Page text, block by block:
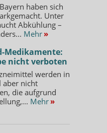
haben sich
Unter
Abkühlung –
Mehr »
Medikamente:
nicht verboten
werden in
aber nicht
die aufgrund
Mehr »